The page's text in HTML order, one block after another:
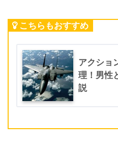
こちらもおすすめ
アクショ
理！男性
説